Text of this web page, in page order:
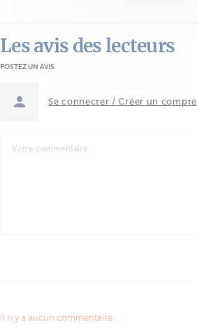
Les avis des lecteurs
POSTEZ UN AVIS
Se connecter / Créer un compte
Il n'y a aucun commentaire.